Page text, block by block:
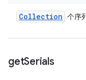
Collection 个序
getSerials